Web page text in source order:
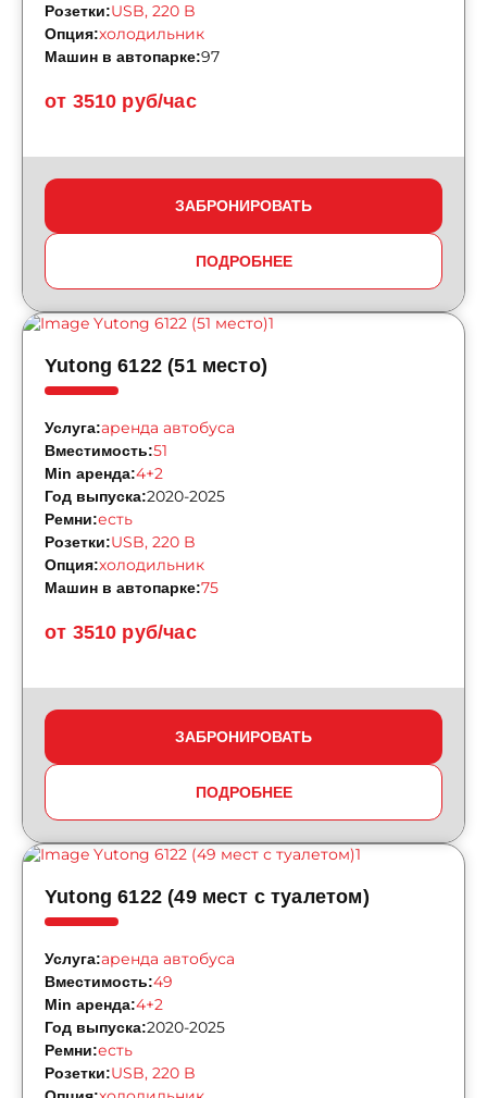
от 3510 руб/час
Розетки:USB, 220 B
Опция:холодильник
Машин в автопарке:97
ЗАБРОНИРОВАТЬ
ПОДРОБНЕЕ
Yutong 6122 (51 место)
от 3510 руб/час
Услуга:аренда автобуса
Вместимость:51
Min аренда:4+2
Год выпуска:2020-2025
Ремни:есть
Розетки:USB, 220 B
Опция:холодильник
Машин в автопарке:75
ЗАБРОНИРОВАТЬ
ПОДРОБНЕЕ
Yutong 6122 (49 мест с туалетом)
Услуга:аренда автобуса
Вместимость:49
Min аренда:4+2
Год выпуска:2020-2025
Ремни:есть
Розетки:USB, 220 B